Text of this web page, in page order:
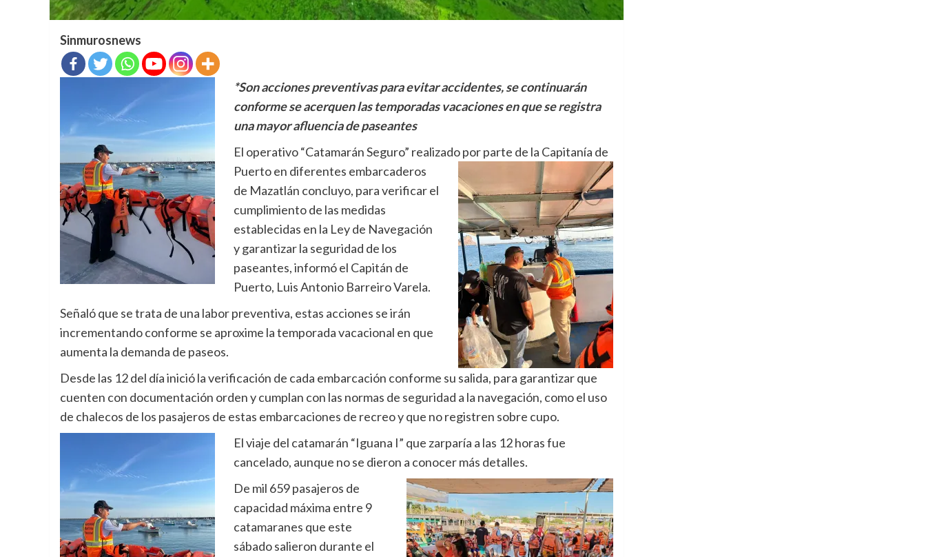
Sinmurosnews
*Son acciones preventivas para evitar accidentes, se continuarán
conforme se acerquen las temporadas vacaciones en que se registra
una mayor afluencia de paseantes
El operativo “Catamarán Seguro” realizado por parte de la Capitanía de
Puerto en diferentes embarcaderos
de Mazatlán concluyo, para verificar el
cumplimiento de las medidas
establecidas en la Ley de Navegación
y garantizar la seguridad de los
paseantes, informó el Capitán de
Puerto, Luis Antonio Barreiro Varela.
Señaló que se trata de una labor preventiva, estas acciones se irán
incrementando conforme se aproxime la temporada vacacional en que
aumenta la demanda de paseos.
Desde las 12 del día inició la verificación de cada embarcación conforme su salida, para garantizar que
cuenten con documentación orden y cumplan con las normas de seguridad a la navegación, como el uso
de chalecos de los pasajeros de estas embarcaciones de recreo y que no registren sobre cupo.
El viaje del catamarán “Iguana I” que zarparía a las 12 horas fue
cancelado, aunque no se dieron a conocer más detalles.
De mil 659 pasajeros de
capacidad máxima entre 9
catamaranes que este
sábado salieron durante el